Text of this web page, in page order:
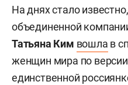
На днях стало
объединенной
Татьяна Ким вошла в
женщин мира по
единственной